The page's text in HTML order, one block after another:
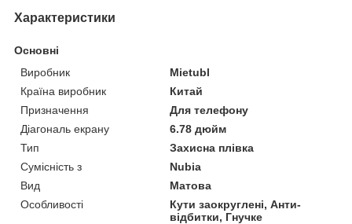
Характеристики
Основні
Виробник
Mietubl
Країна виробник
Китай
Призначення
Для телефону
Діагональ екрану
6.78 дюйм
Тип
Захисна плівка
Сумісність з
Nubia
Вид
Матова
Особливості
Кути заокруглені, Анти-
відбитки, Гнучке